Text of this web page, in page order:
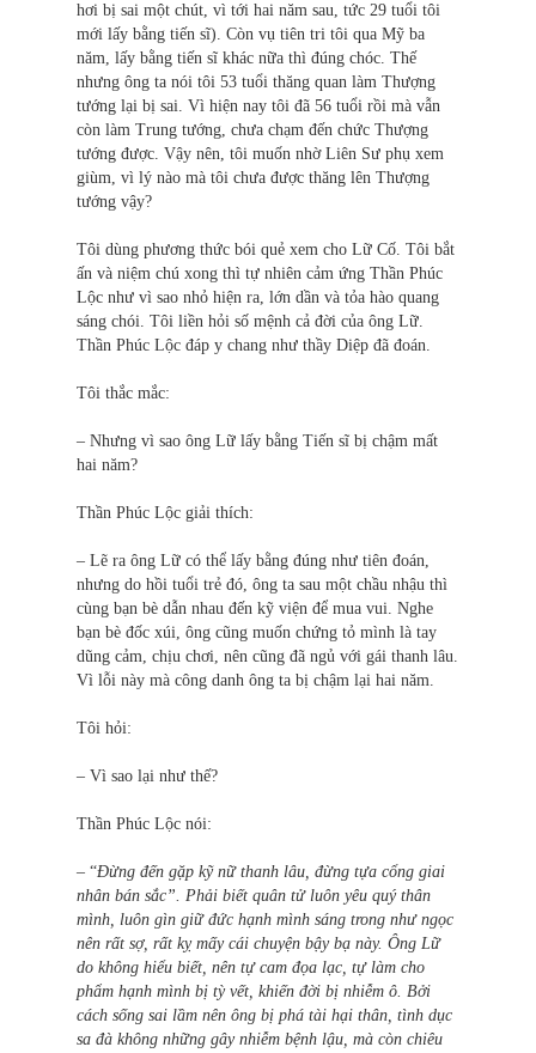
hơi bị sai một chút, vì tới hai năm sau, tức 29 tuổi tôi
mới lấy bằng tiến sĩ). Còn vụ tiên tri tôi qua Mỹ ba
năm, lấy bằng tiến sĩ khác nữa thì đúng chóc. Thế
nhưng ông ta nói tôi 53 tuổi thăng quan làm Thượng
tướng lại bị sai. Vì hiện nay tôi đã 56 tuổi rồi mà vẫn
còn làm Trung tướng, chưa chạm đến chức Thượng
tướng được. Vậy nên, tôi muốn nhờ Liên Sư phụ xem
giùm, vì lý nào mà tôi chưa được thăng lên Thượng
tướng vậy?
Tôi dùng phương thức bói quẻ xem cho Lữ Cố. Tôi bắt
ấn và niệm chú xong thì tự nhiên cảm ứng Thần Phúc
Lộc như vì sao nhỏ hiện ra, lớn dần và tỏa hào quang
sáng chói. Tôi liền hỏi số mệnh cả đời của ông Lữ.
Thần Phúc Lộc đáp y chang như thầy Diệp đã đoán.
Tôi thắc mắc:
– Nhưng vì sao ông Lữ lấy bằng Tiến sĩ bị chậm mất
hai năm?
Thần Phúc Lộc giải thích:
– Lẽ ra ông Lữ có thể lấy bằng đúng như tiên đoán,
nhưng do hồi tuổi trẻ đó, ông ta sau một chầu nhậu thì
cùng bạn bè dẫn nhau đến kỹ viện để mua vui. Nghe
bạn bè đốc xúi, ông cũng muốn chứng tỏ mình là tay
dũng cảm, chịu chơi, nên cũng đã ngủ với gái thanh lâu.
Vì lỗi này mà công danh ông ta bị chậm lại hai năm.
Tôi hỏi:
– Vì sao lại như thế?
Thần Phúc Lộc nói:
– “Đừng đến gặp kỹ nữ thanh lâu, đừng tựa cổng giai
nhân bán sắc”. Phải biết quân tử luôn yêu quý thân
mình, luôn gìn giữ đức hạnh mình sáng trong như ngọc
nên rất sợ, rất kỵ mấy cái chuyện bậy bạ này. Ông Lữ
do không hiểu biết, nên tự cam đọa lạc, tự làm cho
phẩm hạnh mình bị tỳ vết, khiến đời bị nhiễm ô. Bởi
cách sống sai lầm nên ông bị phá tài hại thân, tình dục
sa đà không những gây nhiễm bệnh lậu, mà còn chiêu